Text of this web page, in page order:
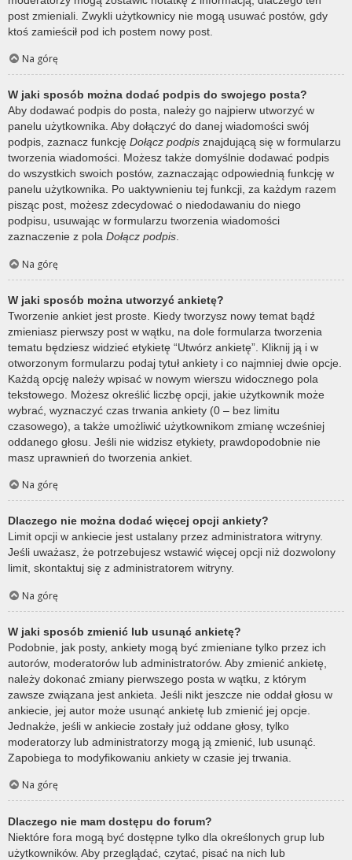
post zmieniali. Zwykli użytkownicy nie mogą usuwać postów, gdy
ktoś zamieścił pod ich postem nowy post.
Na górę
W jaki sposób można dodać podpis do swojego posta?
Aby dodawać podpis do posta, należy go najpierw utworzyć w
panelu użytkownika. Aby dołączyć do danej wiadomości swój
podpis, zaznacz funkcję Dołącz podpis znajdującą się w formularzu
tworzenia wiadomości. Możesz także domyślnie dodawać podpis
do wszystkich swoich postów, zaznaczając odpowiednią funkcję w
panelu użytkownika. Po uaktywnieniu tej funkcji, za każdym razem
pisząc post, możesz zdecydować o niedodawaniu do niego
podpisu, usuwając w formularzu tworzenia wiadomości
zaznaczenie z pola Dołącz podpis.
Na górę
W jaki sposób można utworzyć ankietę?
Tworzenie ankiet jest proste. Kiedy tworzysz nowy temat bądź
zmieniasz pierwszy post w wątku, na dole formularza tworzenia
tematu będziesz widzieć etykietę “Utwórz ankietę”. Kliknij ją i w
otworzonym formularzu podaj tytuł ankiety i co najmniej dwie opcje.
Każdą opcję należy wpisać w nowym wierszu widocznego pola
tekstowego. Możesz określić liczbę opcji, jakie użytkownik może
wybrać, wyznaczyć czas trwania ankiety (0 – bez limitu
czasowego), a także umożliwić użytkownikom zmianę wcześniej
oddanego głosu. Jeśli nie widzisz etykiety, prawdopodobnie nie
masz uprawnień do tworzenia ankiet.
Na górę
Dlaczego nie można dodać więcej opcji ankiety?
Limit opcji w ankiecie jest ustalany przez administratora witryny.
Jeśli uważasz, że potrzebujesz wstawić więcej opcji niż dozwolony
limit, skontaktuj się z administratorem witryny.
Na górę
W jaki sposób zmienić lub usunąć ankietę?
Podobnie, jak posty, ankiety mogą być zmieniane tylko przez ich
autorów, moderatorów lub administratorów. Aby zmienić ankietę,
należy dokonać zmiany pierwszego posta w wątku, z którym
zawsze związana jest ankieta. Jeśli nikt jeszcze nie oddał głosu w
ankiecie, jej autor może usunąć ankietę lub zmienić jej opcje.
Jednakże, jeśli w ankiecie zostały już oddane głosy, tylko
moderatorzy lub administratorzy mogą ją zmienić, lub usunąć.
Zapobiega to modyfikowaniu ankiety w czasie jej trwania.
Na górę
Dlaczego nie mam dostępu do forum?
Niektóre fora mogą być dostępne tylko dla określonych grup lub
użytkowników. Aby przeglądać, czytać, pisać na nich lub